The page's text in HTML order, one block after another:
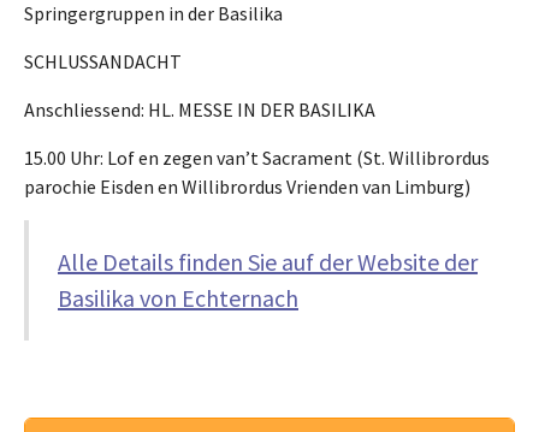
Springergruppen in der Basilika
SCHLUSSANDACHT
Anschliessend: HL. MESSE IN DER BASILIKA
15.00 Uhr: Lof en zegen van’t Sacrament (St. Willibrordus
parochie Eisden en Willibrordus Vrienden van Limburg)
Alle Details finden Sie auf der Website der
Basilika von Echternach